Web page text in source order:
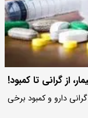
از گرانی تا کمبود!
دارو و کمبود برخی